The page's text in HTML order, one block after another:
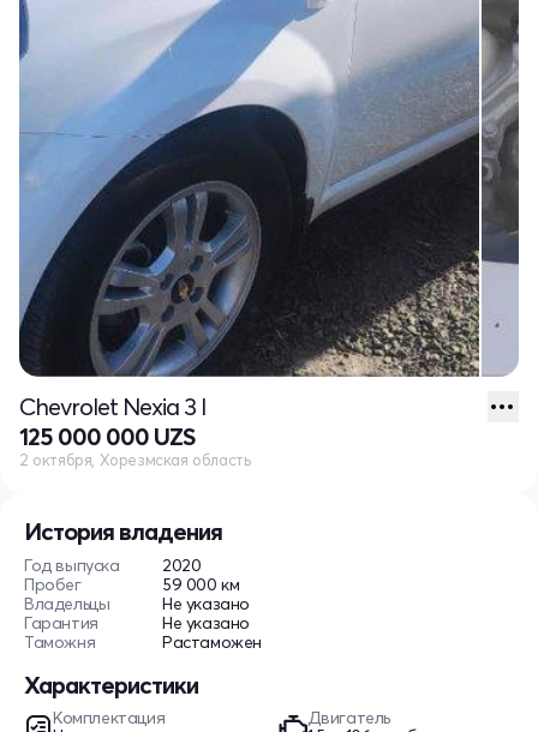
История владения
Год выпуска
2020
Пробег
59 000 км
Владельцы
Не указано
Гарантия
Не указано
Таможня
Растаможен
Характеристики
Комплектация
Двигатель
Chevrolet Nexia 3 I
125 000 000 UZS
2 октября, Хорезмская область